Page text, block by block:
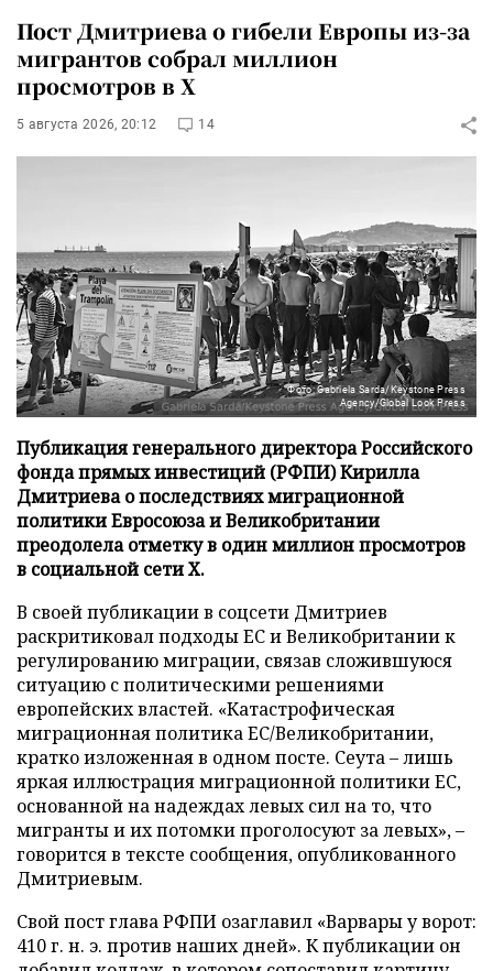
Пост Дмитриева о гибели Европы из-за
мигрантов собрал миллион
просмотров в X
5 августа 2026, 20:12 14
Фото: Gabriela Sarda/Keystone Press
Agency/Global Look Press
Публикация генерального директора Российского
фонда прямых инвестиций (РФПИ) Кирилла
Дмитриева о последствиях миграционной
политики Евросоюза и Великобритании
преодолела отметку в один миллион просмотров
в социальной сети X.
В своей публикации в соцсети Дмитриев
раскритиковал подходы ЕС и Великобритании к
регулированию миграции, связав сложившуюся
ситуацию с политическими решениями
европейских властей. «Катастрофическая
миграционная политика ЕС/Великобритании,
кратко изложенная в одном посте. Сеута – лишь
яркая иллюстрация миграционной политики ЕС,
основанной на надеждах левых сил на то, что
мигранты и их потомки проголосуют за левых», –
говорится в тексте сообщения, опубликованного
Дмитриевым.
Свой пост глава РФПИ озаглавил «Варвары у ворот:
410 г. н. э. против наших дней». К публикации он